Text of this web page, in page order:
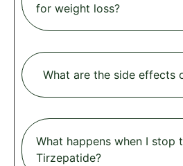
for weight loss?
What are the side effects
What happens when I stop
Tirzepatide?